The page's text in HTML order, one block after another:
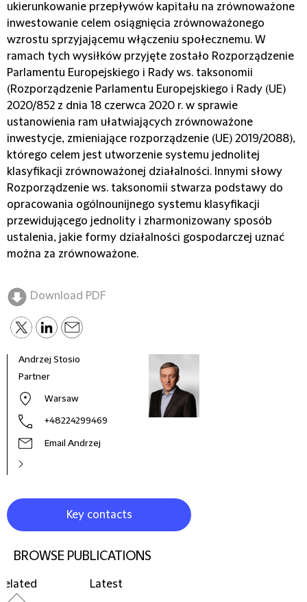
ukierunkowanie przepływów kapitału na zrównoważone
inwestowanie celem osiągnięcia zrównoważonego
wzrostu sprzyjającemu włączeniu społecznemu. W
ramach tych wysiłków przyjęte zostało Rozporządzenie
Parlamentu Europejskiego i Rady ws. taksonomii
(Rozporządzenie Parlamentu Europejskiego i Rady (UE)
2020/852 z dnia 18 czerwca 2020 r. w sprawie
ustanowienia ram ułatwiających zrównoważone
inwestycje, zmieniające rozporządzenie (UE) 2019/2088),
którego celem jest utworzenie systemu jednolitej
klasyfikacji zrównoważonej działalności. Innymi słowy
Rozporządzenie ws. taksonomii stwarza podstawy do
opracowania ogólnounijnego systemu klasyfikacji
przewidującego jednolity i zharmonizowany sposób
ustalenia, jakie formy działalności gospodarczej uznać
można za zrównoważone.
Download PDF
Andrzej Stosio
Partner
Warsaw
+48224299469
Email Andrzej
Key contacts
BROWSE PUBLICATIONS
Latest